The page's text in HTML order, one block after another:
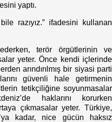
yaptı.
razıyız.” ifadesini kullanan
terör örgütlerinin ve
yeter. Önce kendi içlerinde
arındırılmış bir siyasi parti
güvenli hale getirmenin
tetikçiliğine soyunmasalar
haklarını korurken
çıkmasalar yeter. Türkiye,
kadar, nice gücün haksız